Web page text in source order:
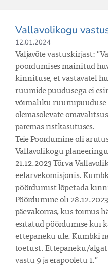
Vallavolikogu
12.01.2024
Väljavõte vastuskirjast:
pöördumises mainitud
kinnituse, et vastavatel
ruumide puudusega ei
võimaliku ruumipuuduse
olemasolevate
paremas ristkasutuses.
Teie Pöördumine oli
Vallavolikogu
21.12.2023 Tõrva
eelarvekomisjonis.
pöördumist lõpetada
Pöördumine oli
päevakorras, kus toimus
esitatud pöördumise kui
ettepaneku üle. Kumbki
toetust. Ettepaneku/
vastu 9 ja erapooletu 1."